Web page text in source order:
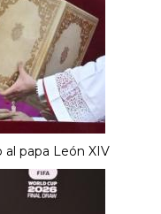
al papa León XIV